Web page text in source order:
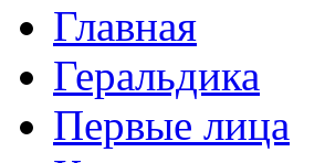
Главная
Геральдика
Первые лица